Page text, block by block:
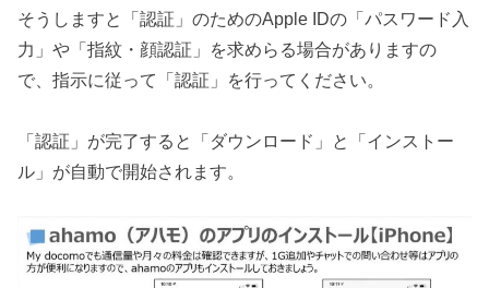
そうしますと「認証」のためのApple IDの「パスワード入
力」や「指紋・顔認証」を求めらる場合がありますの
で、指示に従って「認証」を行ってください。
「認証」が完了すると「ダウンロード」と「インストー
ル」が自動で開始されます。